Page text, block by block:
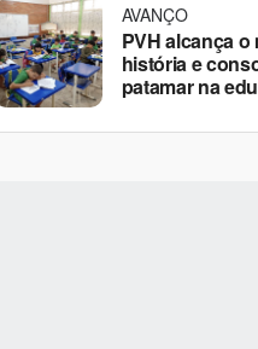
AVANÇO
PVH alcança
história e
patamar na